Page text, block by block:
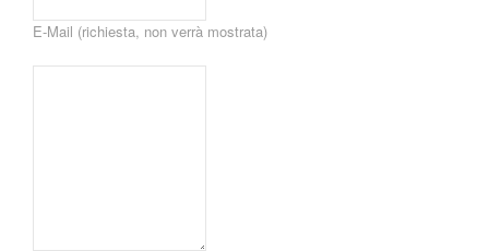
E-Mail (richiesta, non verrà mostrata)